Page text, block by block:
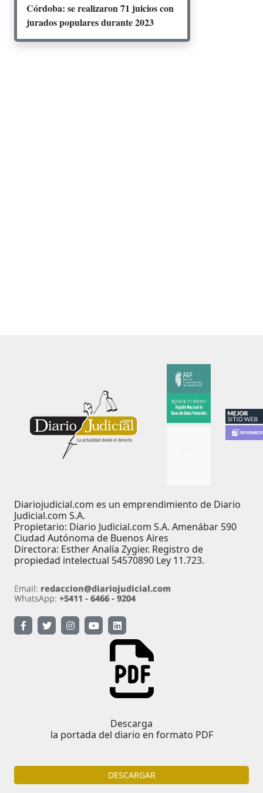
Córdoba: se realizaron 71 juicios con
jurados populares durante 2023
Diariojudicial.com es un emprendimiento de Diario
Judicial.com S.A.
Propietario: Diario Judicial.com S.A. Amenábar 590
Ciudad Autónoma de Buenos Aires
Directora: Esther Analía Zygier. Registro de
propiedad intelectual 54570890 Ley 11.723.
Descarga
la portada del diario en formato PDF
DESCARGAR